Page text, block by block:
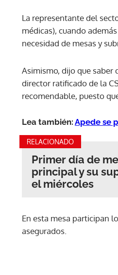
La representante del
médicas), cuando
necesidad de mesas y
Asimismo, dijo que saber
director ratificado de la
recomendable, puesto
Lea también: Apede se
RELACIONADO
Primer día de
principal y su
el miércoles
En esta mesa participan
asegurados.